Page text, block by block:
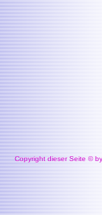
Copyright dieser